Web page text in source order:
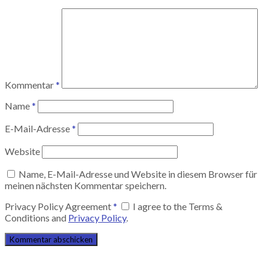
Kommentar*
Name*
E-Mail-Adresse*
Website
Name, E-Mail-Adresse und Website in diesem Browser für
meinen nächsten Kommentar speichern.
Privacy Policy Agreement*
I agree to the Terms &
Conditions and Privacy Policy.